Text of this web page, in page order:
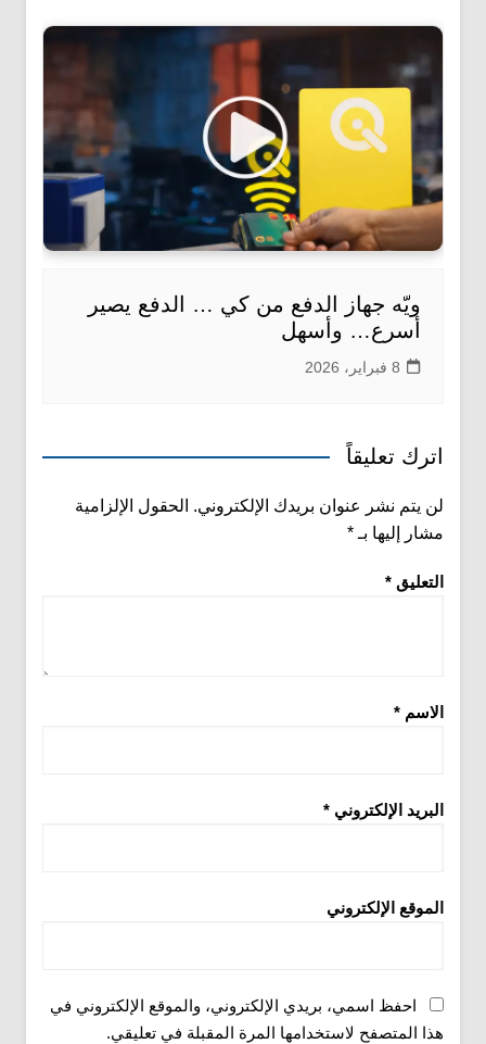
ويّه جهاز الدفع من كي … الدفع يصير
أسرع… وأسهل
8 فبراير، 2026
اترك تعليقاً
لن يتم نشر عنوان بريدك الإلكتروني. الحقول الإلزامية
مشار إليها بـ *
التعليق *
الاسم *
البريد الإلكتروني *
الموقع الإلكتروني
احفظ اسمي، بريدي الإلكتروني، والموقع الإلكتروني في
هذا المتصفح لاستخدامها المرة المقبلة في تعليقي.